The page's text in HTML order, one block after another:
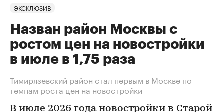
ЭКСКЛЮЗИВ
Назван район Москвы с
ростом цен на новостройки
в июле в 1,75 раза
Тимирязевский район стал первым в Москве по
темпам роста цен на новостройки
В июле 2026 года новостройки в Старой